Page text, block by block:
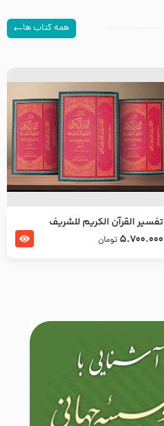
همه کتاب ها
تفسير القرآن الكريم للشريف
المرتضي قدس سرّه
5.700.000 تومان